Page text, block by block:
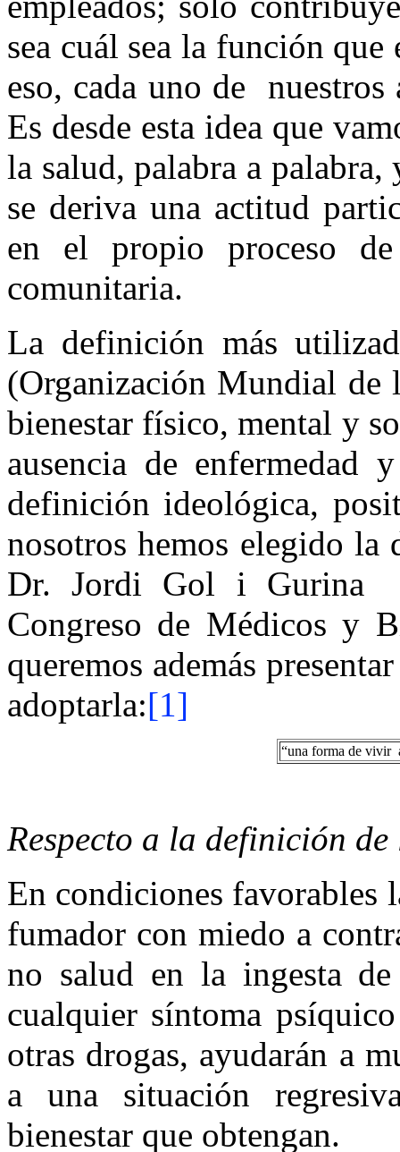
sea cuál sea la función
eso, cada uno de
Es desde esta idea que
la salud, palabra a
se deriva una actitud
en el propio proceso
comunitaria.
La definición más
(Organización Mundial de
bienestar físico, mental y
ausencia de
definición ideológica,
nosotros hemos elegido
Dr. Jordi Gol i Gurina
Congreso de Médicos y
queremos además
adoptarla:[1]
“una forma de vivir
Respecto a la definición
En condiciones favorables
fumador con miedo a
no salud en la ingesta
cualquier síntoma
otras drogas, ayudarán a
a una situación
bienestar que obtengan.